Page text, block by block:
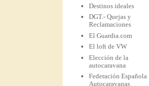
Destinos ideales
DGT.- Quejas y
Reclamaciones
El Guardia.com
El loft de VW
Elección de la
autocaravana
Federación Española
Autocaravanas